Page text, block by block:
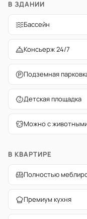
В ЗДАНИИ
Бассейн
Консьерж 24/7
Подземная
Детская площадка
Можно с
В КВАРТИРЕ
Полностью
Премиум кухня